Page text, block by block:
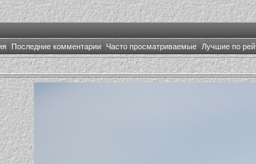
Последние комментарии Часто просматриваемые Лучшие по